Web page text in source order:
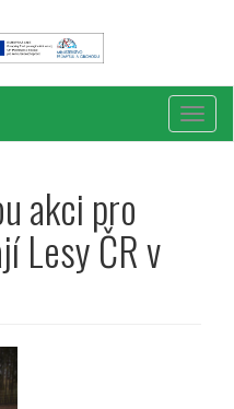
akci pro
Lesy ČR v